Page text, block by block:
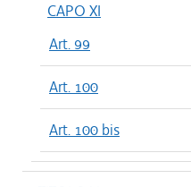
CAPO XI
Art. 99
Art. 100
Art. 100 bis